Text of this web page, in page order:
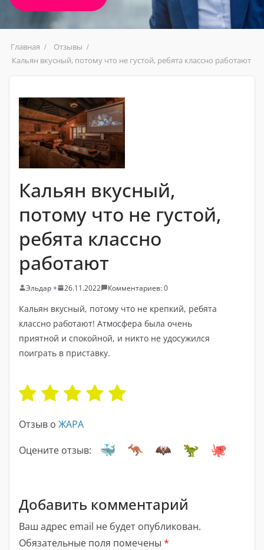
Главная
Отзывы
Кальян вкусный, потому что не густой, ребята классно работают
Кальян вкусный,
потому что не густой,
ребята классно
работают
Эльдар + 26.11.2022 Комментариев: 0
Кальян вкусный, потому что не крепкий, ребята
классно работают! Атмосфера была очень
приятной и спокойной, и никто не удосужился
поиграть в приставку.
Отзыв о ЖАРА
Оцените отзыв:
Добавить комментарий
Ваш адрес email не будет опубликован.
Обязательные поля помечены *